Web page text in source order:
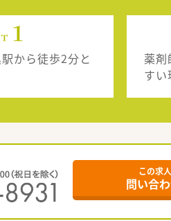
から徒歩2分と
薬剤
すい
この求
問い合